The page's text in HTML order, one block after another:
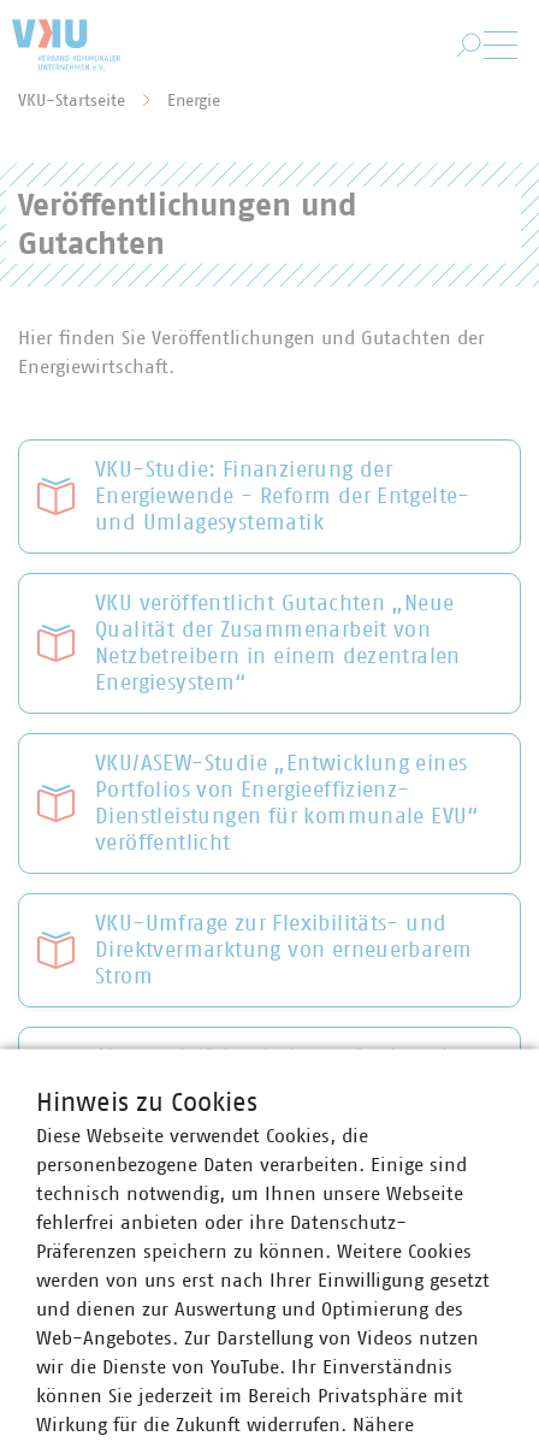
VKU-Startseite Energie
Veröffentlichungen und
Gutachten
Hier finden Sie Veröffentlichungen und Gutachten der
Energiewirtschaft.
VKU-Studie: Finanzierung der
Energiewende - Reform der Entgelte-
und Umlagesystematik
VKU veröffentlicht Gutachten „Neue
Qualität der Zusammenarbeit von
Netzbetreibern in einem dezentralen
Energiesystem“
VKU/ASEW-Studie „Entwicklung eines
Portfolios von Energieeffizienz-
Dienstleistungen für kommunale EVU“
veröffentlicht
VKU-Umfrage zur Flexibilitäts- und
Direktvermarktung von erneuerbarem
Strom
Energieprojekte um
VKU-Studie „Umsetzungsmodell für
Artikel 7 der EU-
Energieeffizienzrichtlinie“
Hinweis zu Cookies
Diese Webseite verwendet Cookies, die
personenbezogene Daten verarbeiten. Einige sind
technisch notwendig, um Ihnen unsere Webseite
fehlerfrei anbieten oder ihre Datenschutz-
Präferenzen speichern zu können. Weitere Cookies
werden von uns erst nach Ihrer Einwilligung gesetzt
und dienen zur Auswertung und Optimierung des
Web-Angebotes. Zur Darstellung von Videos nutzen
wir die Dienste von YouTube. Ihr Einverständnis
können Sie jederzeit im Bereich Privatsphäre mit
Wirkung für die Zukunft widerrufen. Nähere